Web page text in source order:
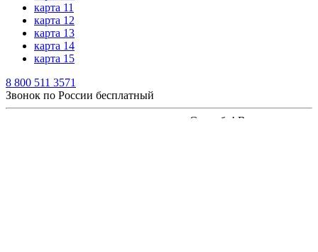
карта 11
карта 12
карта 13
карта 14
карта 15
8 800 511 3571
Звонок по России бесплатный
Спасибо! Ваша заявка